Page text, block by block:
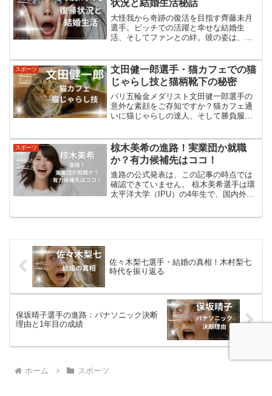
状況と結婚生活秘話
大怪我から奇跡の復活を目指す齊藤未月
選手。ピッチでの活躍と幸せな結婚生
活、そしてファンとの絆。彼の姿は、困
まる。大怪我からの復活：齊藤未月選手
の現在の状況齊藤未月選手は...
スポーツ
文田健一郎選手・猫カフェでの猫
じゃらし技と猫柄靴下の秘密
パリ五輪金メダリスト文田健一郎選手の
意外な素顔をご存知ですか？猫カフェ通
いに猫じゃらしの達人、そして勝負服は
ー」の誕生秘話文田健一郎選手は、その
類まれな猫愛から「に...
スポーツ
椋木美希の進路！実業団か就職
か？有力候補先はココ！
進路の公式発表は、この記事の時点では
確認できていません。 椋木美希選手は環
太平洋大学（IPU）の4年生で、国内外の
佐々木梨七選手・結婚の真相！木村梨七
時代を振り返る
保坂晴子選手の進路：パナソニック決断
理由と1年目の成績
ホーム スポーツ